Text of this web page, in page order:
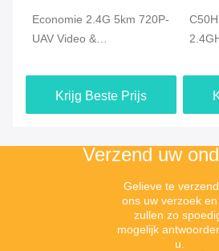
Economie 2.4G 5km 720P-
UAV Video &
Hommel de Videozender
HDMI - verbinding
Krijg Beste Prijs
Verzend uw
Gelieve te
ons uw verzoek
zullen zo
mogelijk
u.